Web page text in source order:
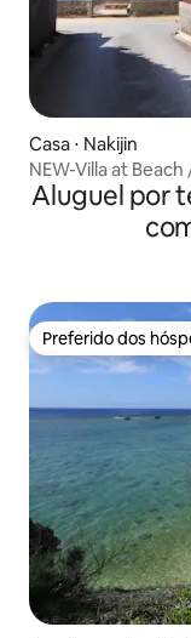
Casa ⋅ Nakijin
NEW-Villa at Beach
Aluguel por
Preferido dos
Preferido dos